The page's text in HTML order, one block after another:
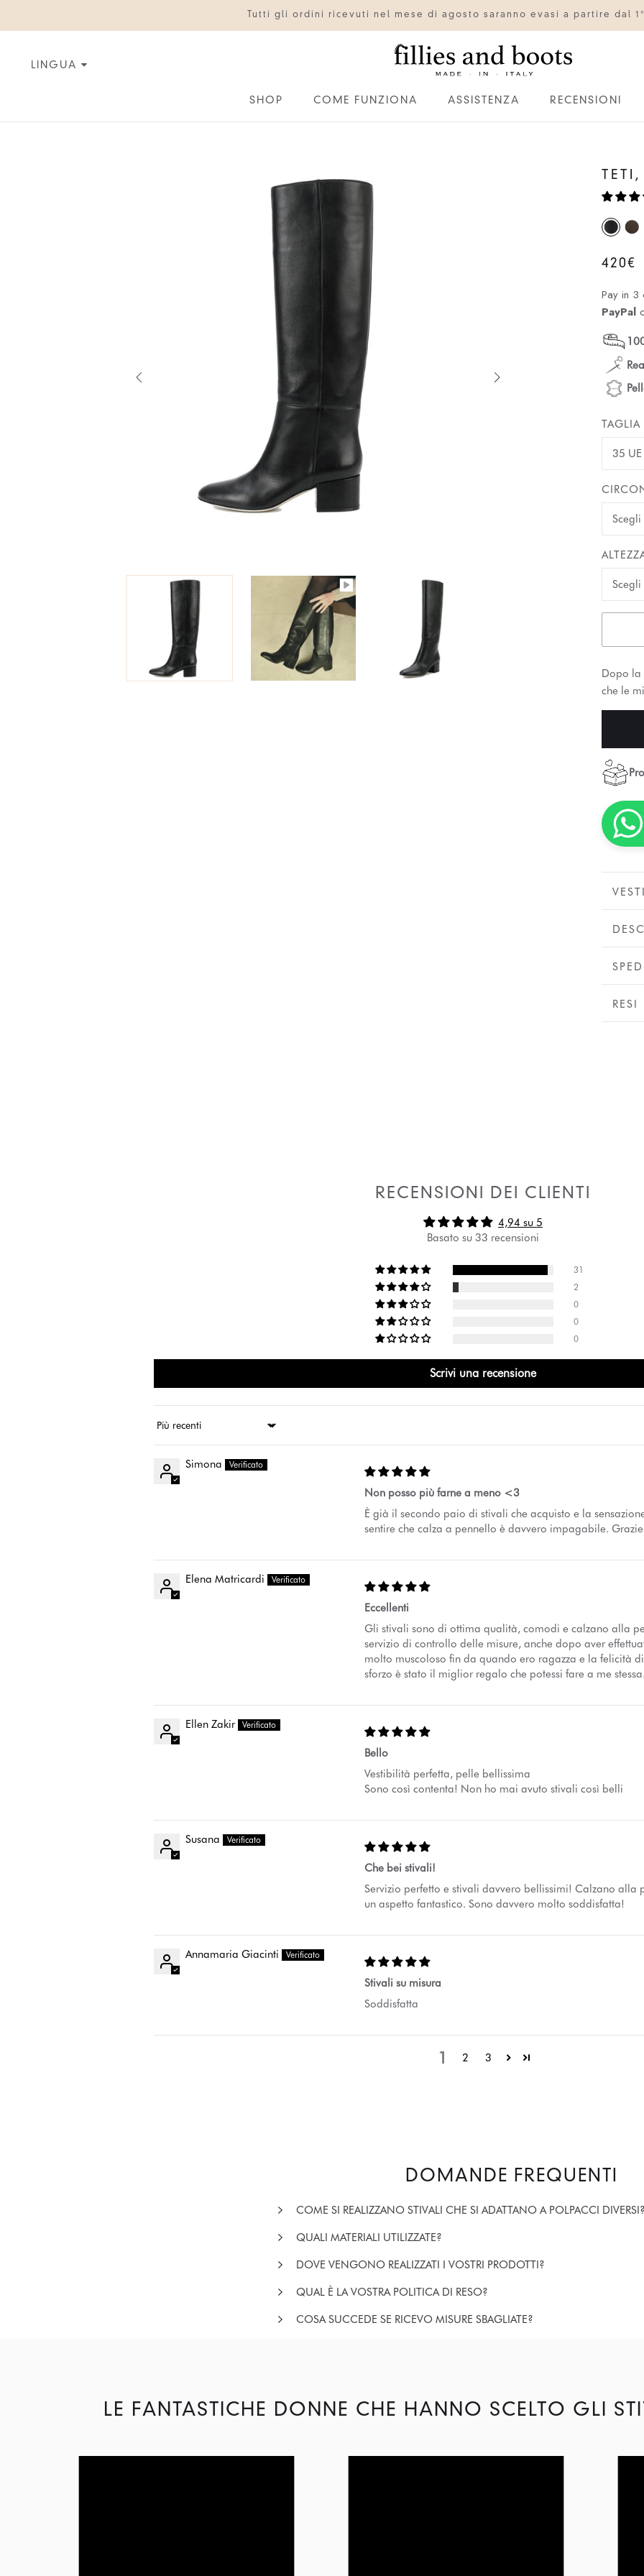
Tutti gli ordini ricevuti nel mese di agosto saranno evasi a partire dal
LINGUA
SHOP
COME FUNZIONA
ASSISTENZA
RECENSIONI
420€
Pay in 3
PayPal
TAGLIA
35 UE
Dopo la
che le
RESI
RECENSIONI DEI CLIENTI
4,94 su 5
Basato su 33 recensioni
31
2
0
0
0
Scrivi una recensione
Ordina per
Simona
Non posso più farne a meno <3
È già il secondo paio di stivali che acquisto e la
sentire che calza a pennello è davvero impagabile.
Elena Matricardi
Eccellenti
Gli stivali sono di ottima qualità, comodi e calzano alla
servizio di controllo delle misure, anche dopo aver
molto muscoloso fin da quando ero ragazza e la felicità
sforzo è stato il miglior regalo che potessi fare a me stessa.
Ellen Zakir
Bello
Vestibilità perfetta, pelle bellissima
Sono così contenta! Non ho mai avuto stivali così belli
Susana
Che bei stivali!
Servizio perfetto e stivali davvero bellissimi! Calzano alla
un aspetto fantastico. Sono davvero molto soddisfatta!
Annamaria Giacinti
Stivali su misura
Soddisfatta
1 2 3
DOMANDE FREQUENTI
COME SI REALIZZANO STIVALI CHE SI ADATTANO A POLPACCI DIVERSI?
QUALI MATERIALI UTILIZZATE?
DOVE VENGONO REALIZZATI I VOSTRI PRODOTTI?
QUAL È LA VOSTRA POLITICA DI RESO?
COSA SUCCEDE SE RICEVO MISURE SBAGLIATE?
LE FANTASTICHE DONNE CHE HANNO SCELTO GLI